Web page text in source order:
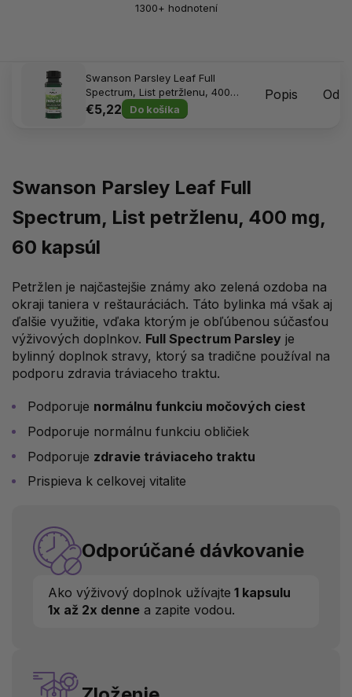
1300+ hodnotení
Swanson Parsley Leaf Full
Spectrum, List petržlenu, 400
mg, 60 kapsúl
€5,22 Do košíka
Popis
Swanson Parsley Leaf Full
Spectrum, List petržlenu, 400 mg,
60 kapsúl
Petržlen je najčastejšie známy ako zelená ozdoba na
okraji taniera v reštauráciách. Táto bylinka má však aj
ďalšie využitie, vďaka ktorým je obľúbenou súčasťou
výživových doplnkov. Full Spectrum Parsley je
bylinný doplnok stravy, ktorý sa tradične používal na
podporu zdravia tráviaceho traktu.
Podporuje normálnu funkciu močových ciest
Podporuje normálnu funkciu obličiek
Podporuje zdravie tráviaceho traktu
Prispieva k celkovej vitalite
Odporúčané dávkovanie
Ako výživový doplnok užívajte 1 kapsulu
1x až 2x denne a zapite vodou.